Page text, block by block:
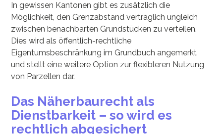
In gewissen Kantonen gibt es zusätzlich die
Möglichkeit, den Grenzabstand vertraglich ungleich
zwischen benachbarten Grundstücken zu verteilen.
Dies wird als öffentlich-rechtliche
Eigentumsbeschränkung im Grundbuch angemerkt
und stellt eine weitere Option zur flexibleren Nutzung
von Parzellen dar.
Das Näherbaurecht als
Dienstbarkeit – so wird es
rechtlich abgesichert